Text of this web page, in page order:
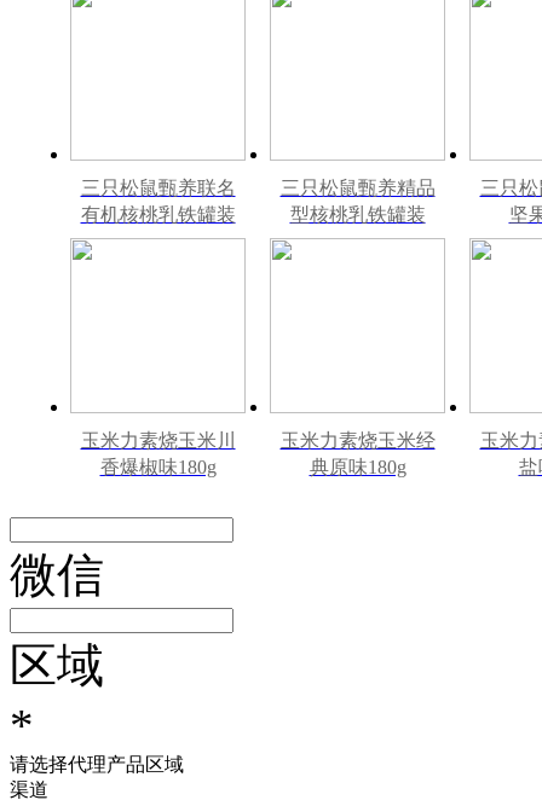
三只松鼠甄养联名
有机核桃乳铁罐装
240ml*12罐礼盒
三只松鼠甄养精品
型核桃乳铁罐装
240ml*12罐
三只
坚
玉米力素烧玉米川
香爆椒味180g
玉米力素烧玉米经
典原味180g
玉米
盐
微信
区域
*
请选择代理产品区域
渠道